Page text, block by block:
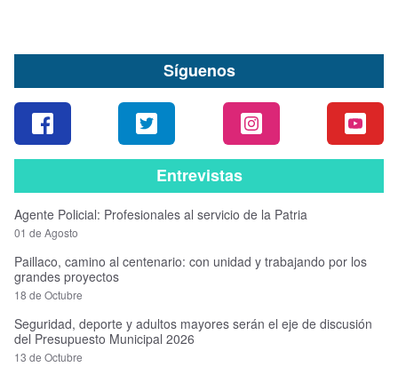
Síguenos
Entrevistas
Agente Policial: Profesionales al servicio de la Patria
01 de Agosto
Paillaco, camino al centenario: con unidad y trabajando por los
grandes proyectos
18 de Octubre
Seguridad, deporte y adultos mayores serán el eje de discusión
del Presupuesto Municipal 2026
13 de Octubre